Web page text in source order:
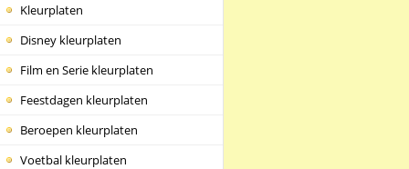
Kleurplaten
Disney kleurplaten
Film en Serie kleurplaten
Feestdagen kleurplaten
Beroepen kleurplaten
Voetbal kleurplaten